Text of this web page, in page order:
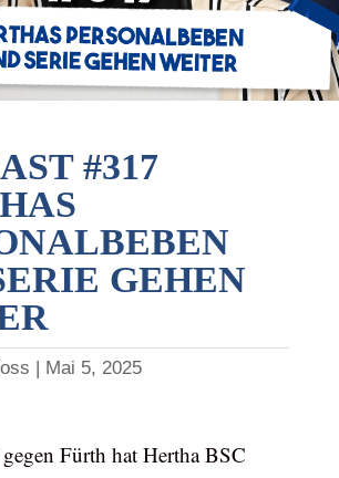
#317
GEHEN
Mai 5, 2025
Fürth hat Hertha BSC